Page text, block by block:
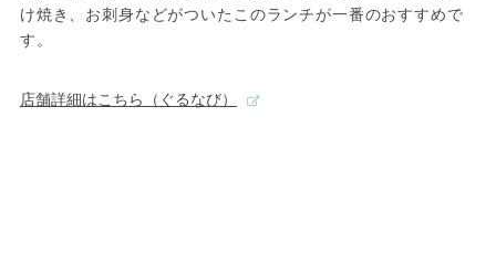
け焼き、お刺身などがついたこのランチが一番のおすすめで
す。
店舗詳細はこちら（ぐるなび）